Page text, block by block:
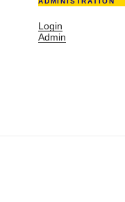
Login
Admin